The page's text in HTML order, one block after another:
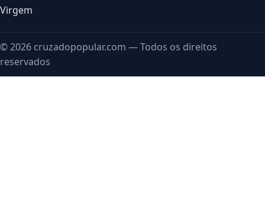
Virgem
© 2026 cruzadopopular.com — Todos os direitos
reservados